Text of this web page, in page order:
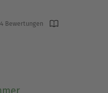
Bewertungen